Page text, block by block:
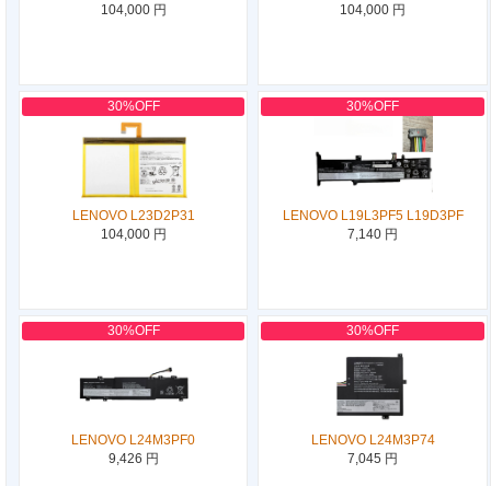
104,000 円
104,000 円
30%OFF
LENOVO L23D2P31
104,000 円
30%OFF
LENOVO L19L3PF5 L19D3PF
7,140 円
30%OFF
LENOVO L24M3PF0
9,426 円
30%OFF
LENOVO L24M3P74
7,045 円